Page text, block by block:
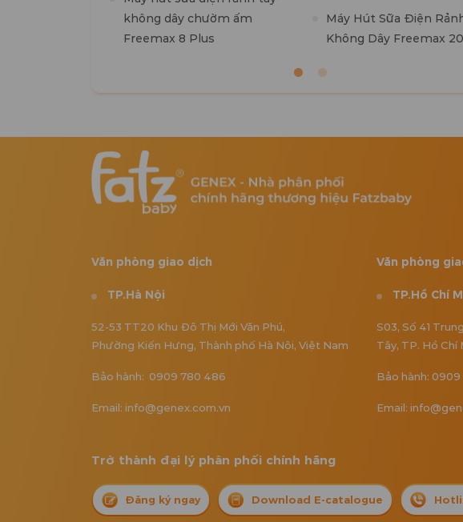
không dây chườm ấm
Freemax 8 Plus
Máy Hút Sữa Điện
Không Dây Freemax 20
Văn phòng giao dịch
TP.Hà Nội
52-53 TT20 Khu Đô Thị Mới Văn Phú,
Phường Kiến Hưng, Thành phố Hà Nội, Việt Nam
Bảo hành: 0909 780 486
Email: info@genex.com.vn
Văn phòng
TP.Hồ Chí
S03, Số 41
Tây, TP. Hồ Chí
Bảo hành:
Email:
Trở thành đại lý phân phối chính hãng
Đăng ký ngay Download E-catalogue